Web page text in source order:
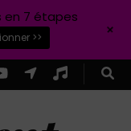
en 7 étapes
>> +